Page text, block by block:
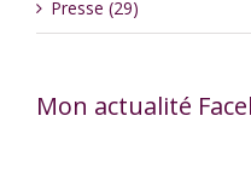
Presse (29)
Mon actualité